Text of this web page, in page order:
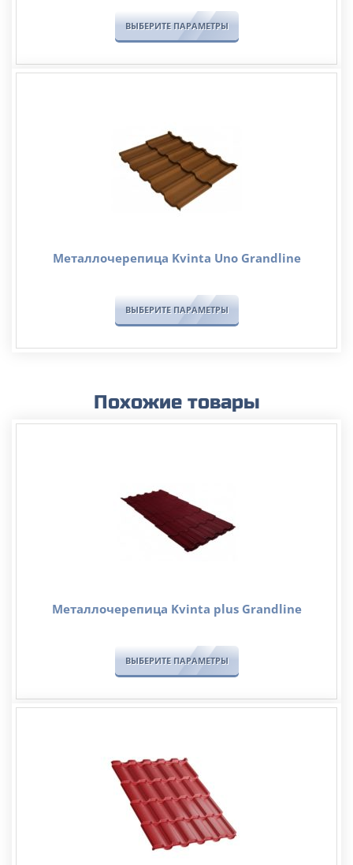
ВЫБЕРИТЕ ПАРАМЕТРЫ
Металлочерепица Kvinta Uno Grandline
ВЫБЕРИТЕ ПАРАМЕТРЫ
Похожие товары
Металлочерепица Kvinta plus Grandline
ВЫБЕРИТЕ ПАРАМЕТРЫ